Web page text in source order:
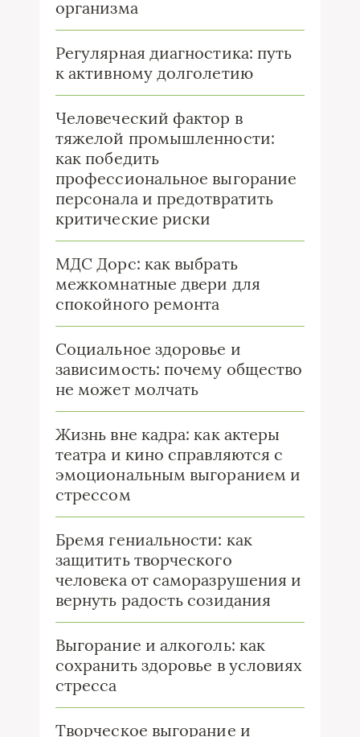
организма
Регулярная диагностика: путь
к активному долголетию
Человеческий фактор в
тяжелой промышленности:
как победить
профессиональное выгорание
персонала и предотвратить
критические риски
МДС Дорс: как выбрать
межкомнатные двери для
спокойного ремонта
Социальное здоровье и
зависимость: почему общество
не может молчать
Жизнь вне кадра: как актеры
театра и кино справляются с
эмоциональным выгоранием и
стрессом
Бремя гениальности: как
защитить творческого
человека от саморазрушения и
вернуть радость созидания
Выгорание и алкоголь: как
сохранить здоровье в условиях
стресса
Творческое выгорание и